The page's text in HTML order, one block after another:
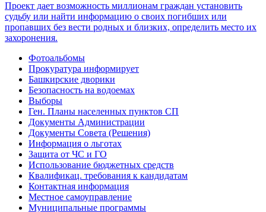
Фотоальбомы
Прокуратура информирует
Башкирские дворики
Безопасность на водоемах
Выборы
Ген. Планы населенных пунктов СП
Документы Администрации
Документы Совета (Решения)
Информация о льготах
Защита от ЧС и ГО
Использование бюджетных средств
Квалификац. требования к кандидатам
Контактная информация
Местное самоуправление
Муниципальные программы